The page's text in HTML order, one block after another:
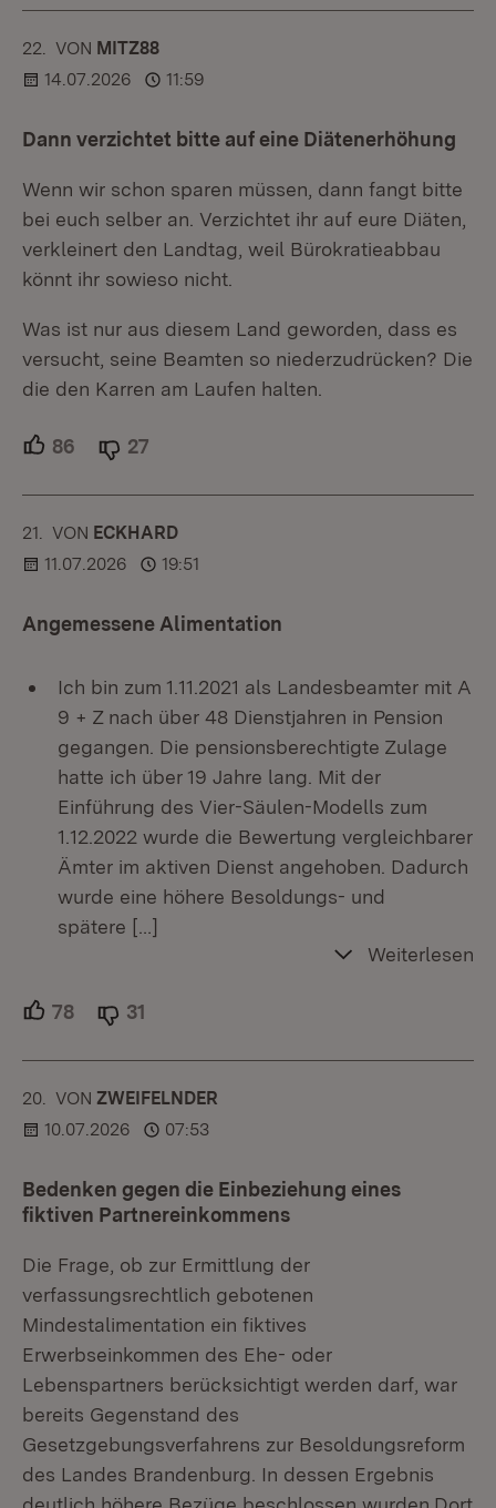
22. KOMMENTAR
VON :MITZ88
14.07.2026
11:59
Dann verzichtet bitte auf eine Diätenerhöhung
Wenn wir schon sparen müssen, dann fangt bitte
bei euch selber an. Verzichtet ihr auf eure Diäten,
verkleinert den Landtag, weil Bürokratieabbau
könnt ihr sowieso nicht.
Was ist nur aus diesem Land geworden, dass es
versucht, seine Beamten so niederzudrücken? Die
die den Karren am Laufen halten.
86 Unterstützer.
27
21. KOMMENTAR
VON :ECKHARD
11.07.2026
19:51
Angemessene Alimentation
Ich bin zum 1.11.2021 als Landesbeamter mit A
9 + Z nach über 48 Dienstjahren in Pension
gegangen. Die pensionsberechtigte Zulage
hatte ich über 19 Jahre lang. Mit der
Einführung des Vier-Säulen-Modells zum
1.12.2022 wurde die Bewertung vergleichbarer
Ämter im aktiven Dienst angehoben. Dadurch
wurde eine höhere Besoldungs- und
spätere […]
Weiterlesen
78 Unterstützer.
31
20. KOMMENTAR
VON :ZWEIFELNDER
10.07.2026
07:53
Bedenken gegen die Einbeziehung eines
fiktiven Partnereinkommens
Die Frage, ob zur Ermittlung der
verfassungsrechtlich gebotenen
Mindestalimentation ein fiktives
Erwerbseinkommen des Ehe- oder
Lebenspartners berücksichtigt werden darf, war
bereits Gegenstand des
Gesetzgebungsverfahrens zur Besoldungsreform
des Landes Brandenburg. In dessen Ergebnis